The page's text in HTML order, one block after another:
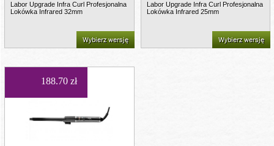
Labor Upgrade Infra Curl Profesjonalna
Lokówka Infrared 32mm
Wybierz wersję
Labor Upgrade Infra Curl Profesjonalna
Lokówka Infrared 25mm
Wybierz wersję
188.70 zł